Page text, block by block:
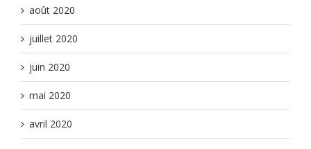
août 2020
juillet 2020
juin 2020
mai 2020
avril 2020